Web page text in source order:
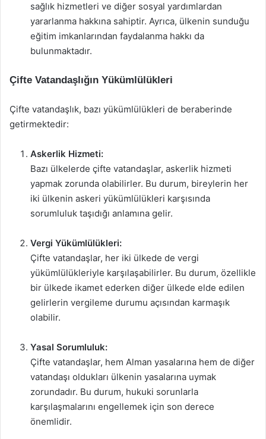
sağlık hizmetleri ve diğer sosyal yardımlardan
yararlanma hakkına sahiptir. Ayrıca, ülkenin sunduğu
eğitim imkanlarından faydalanma hakkı da
bulunmaktadır.
Çifte Vatandaşlığın Yükümlülükleri
Çifte vatandaşlık, bazı yükümlülükleri de beraberinde
getirmektedir:
Askerlik Hizmeti:
Bazı ülkelerde çifte vatandaşlar, askerlik hizmeti
yapmak zorunda olabilirler. Bu durum, bireylerin her
iki ülkenin askeri yükümlülükleri karşısında
sorumluluk taşıdığı anlamına gelir.
Vergi Yükümlülükleri:
Çifte vatandaşlar, her iki ülkede de vergi
yükümlülükleriyle karşılaşabilirler. Bu durum, özellikle
bir ülkede ikamet ederken diğer ülkede elde edilen
gelirlerin vergileme durumu açısından karmaşık
olabilir.
Yasal Sorumluluk:
Çifte vatandaşlar, hem Alman yasalarına hem de diğer
vatandaşı oldukları ülkenin yasalarına uymak
zorundadır. Bu durum, hukuki sorunlarla
karşılaşmalarını engellemek için son derece
önemlidir.